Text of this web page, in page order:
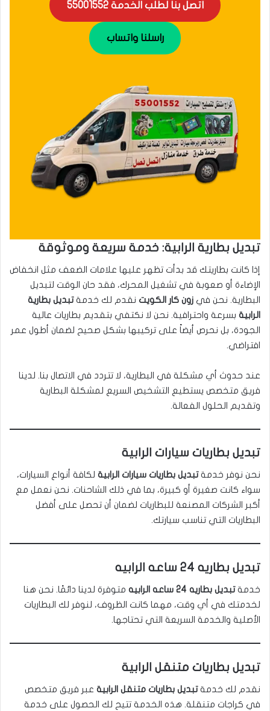
اتصل بنا لطلب الخدمة 55001552
راسلنا واتساب
تبديل بطارية الرابية: خدمة سريعة وموثوقة
إذا كانت بطاريتك قد بدأت تظهر عليها علامات الضعف مثل انخفاض
الإضاءة أو صعوبة في تشغيل المحرك، فقد حان الوقت لتبديل
البطارية. نحن في زون كار الكويت نقدم لك خدمةتبديل بطارية
الرابية بسرعة واحترافية. نحن لا نكتفي بتقديم بطاريات عالية
الجودة، بل نحرص أيضاً على تركيبها بشكل صحيح لضمان أطول عمر
افتراضي.
عند حدوث أي مشكلة في البطارية، لا تتردد في الاتصال بنا. لدينا
فريق متخصص يستطيع التشخيص السريع لمشكلة البطارية
وتقديم الحلول الفعالة.
تبديل بطاريات سيارات الرابية
نحن نوفر خدمةتبديل بطاريات سيارات الرابية لكافة أنواع السيارات،
سواء كانت صغيرة أو كبيرة، بما في ذلك الشاحنات. نحن نعمل مع
أكبر الشركات المصنعة للبطاريات لضمان أن تحصل على أفضل
البطاريات التي تناسب سيارتك.
تبديل بطاريه 24 ساعه الرابيه
خدمةتبديل بطاريه 24 ساعه الرابيه متوفرة لدينا دائمًا. نحن هنا
لخدمتك في أي وقت، مهما كانت الظروف، لنوفر لك البطاريات
الأصلية والخدمة السريعة التي تحتاجها.
تبديل بطاريات متنقل الرابية
نقدم لك خدمةتبديل بطاريات متنقل الرابية عبر فريق متخصص
في كراجات متنقلة. هذه الخدمة تتيح لك الحصول على خدمة